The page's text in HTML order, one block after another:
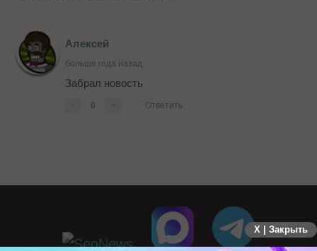
Алексей
больше года назад
Забрал новость
0 Ответить
X | Закрыть